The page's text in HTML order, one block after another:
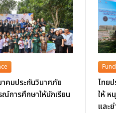
คมประกันวินาศภัย
การศึกษาให้นักเรียน
ไทย
ให้ ห
และ